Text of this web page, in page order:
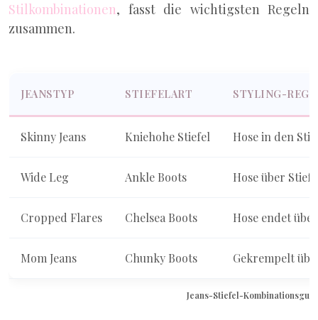
Stilkombinationen, fasst die wichtigsten Regeln
zusammen.
Jeans-Stiefel-
JEANSTYP STIEFELART STYLING-
Skinny Jeans Kniehohe Stiefel Hose in den
Wide Leg Ankle Boots Hose über
Cropped Flares Chelsea Boots Hose endet
Mom Jeans Chunky Boots Gekrempelt